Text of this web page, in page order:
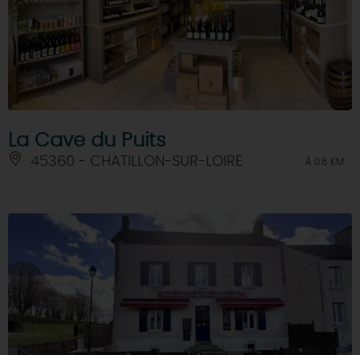
La Cave du Puits
45360 - CHATILLON-SUR-LOIRE À 0.6 KM